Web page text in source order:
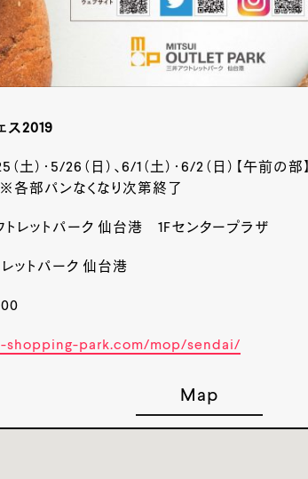
ス2019
土）・ 5/26 （日）、6/1 （土）・ 6/2 （日）【午前の部】
※各部パンなくなり次第終了
レットパーク 仙台港 1Fセンタープラザ
ットパーク 仙台港
park.com/mop/sendai/
Map